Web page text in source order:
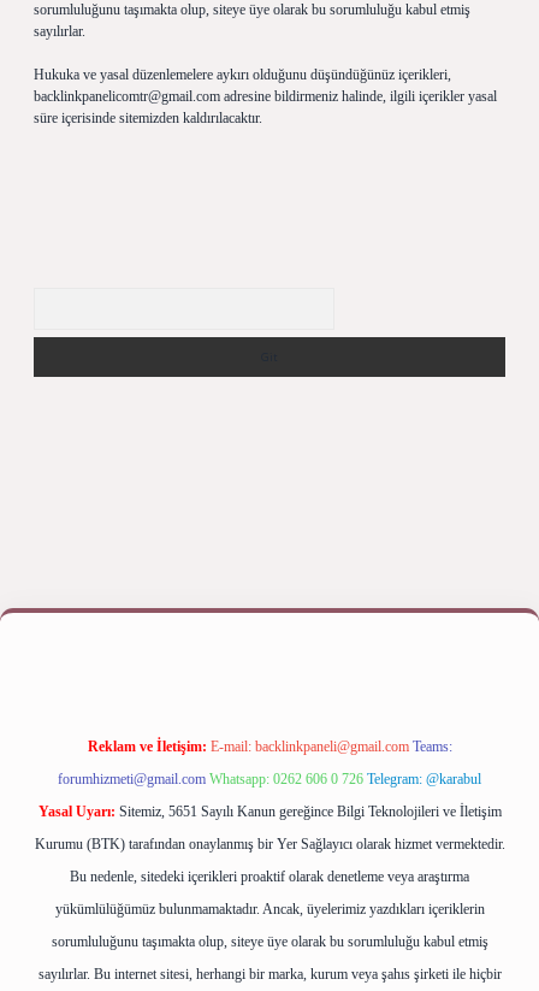
sorumluluğunu taşımakta olup, siteye üye olarak bu sorumluluğu kabul etmiş
sayılırlar.
Hukuka ve yasal düzenlemelere aykırı olduğunu düşündüğünüz içerikleri,
backlinkpanelicomtr@gmail.com adresine bildirmeniz halinde, ilgili içerikler yasal
süre içerisinde sitemizden kaldırılacaktır.
yapbetexper bahis
Reklam ve İletişim: E-mail: backlinkpaneli@gmail.com Teams:
forumhizmeti@gmail.com Whatsapp: 0262 606 0 726 Telegram: @karabul
Yasal Uyarı: Sitemiz, 5651 Sayılı Kanun gereğince Bilgi Teknolojileri ve İletişim
Kurumu (BTK) tarafından onaylanmış bir Yer Sağlayıcı olarak hizmet vermektedir.
Bu nedenle, sitedeki içerikleri proaktif olarak denetleme veya araştırma
yükümlülüğümüz bulunmamaktadır. Ancak, üyelerimiz yazdıkları içeriklerin
sorumluluğunu taşımakta olup, siteye üye olarak bu sorumluluğu kabul etmiş
sayılırlar. Bu internet sitesi, herhangi bir marka, kurum veya şahıs şirketi ile hiçbir